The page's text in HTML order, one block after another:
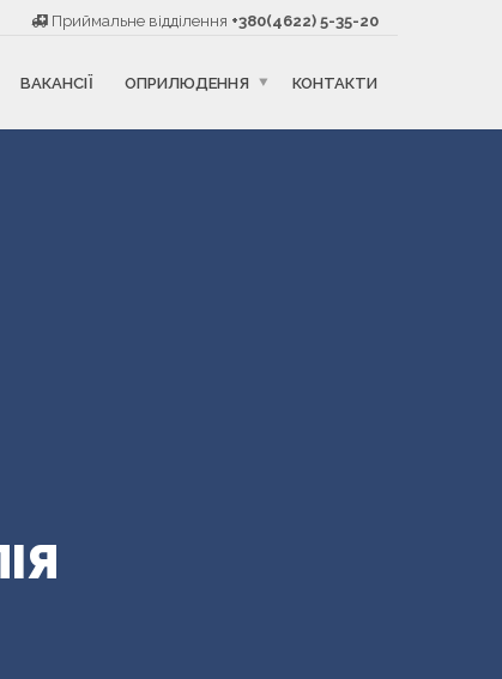
Приймальне відділення +380(4622) 5-35-20
ВАКАНСІЇ ОПРИЛЮДЕННЯ КОНТАКТИ